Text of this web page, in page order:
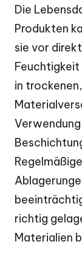
Die
Produkten
sie vor
Feuchtigkeit
in
richtig
Materialien